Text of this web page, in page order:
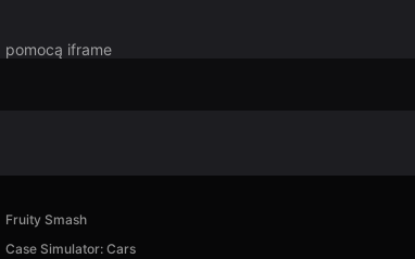
pomocą iframe
Fruity Smash
Case Simulator: Cars